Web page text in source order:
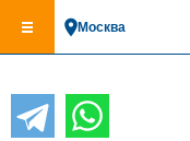
основному
Москва